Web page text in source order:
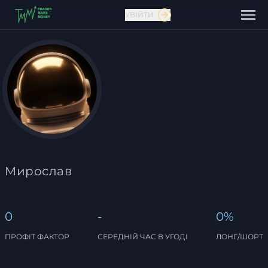
Зв'язатися з нами
УВІЙТИ
Мирослав
0
ПРОФІТ ФАКТОР
-
СЕРЕДНІЙ ЧАС В УГОДІ
0%
ЛОНГ/ШОРТ